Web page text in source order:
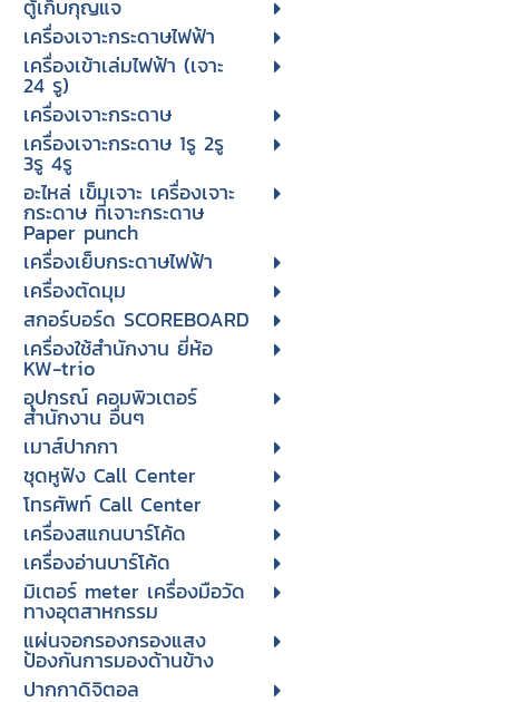
ตู้เก็บกุญแจ
เครื่องเจาะกระดาษไฟฟ้า
เครื่องเข้าเล่มไฟฟ้า (เจาะ
24 รู)
เครื่องเจาะกระดาษ
เครื่องเจาะกระดาษ 1รู 2รู
3รู 4รู
อะไหล่ เข็มเจาะ เครื่องเจาะ
กระดาษ ที่เจาะกระดาษ
Paper punch
เครื่องเย็บกระดาษไฟฟ้า
เครื่องตัดมุม
สกอร์บอร์ด SCOREBOARD
เครื่องใช้สำนักงาน ยี่ห้อ
KW-trio
อุปกรณ์ คอมพิวเตอร์
สำนักงาน อื่นๆ
เมาส์ปากกา
ชุดหูฟัง Call Center
โทรศัพท์ Call Center
เครื่องสแกนบาร์โค้ด
เครื่องอ่านบาร์โค้ด
มิเตอร์ meter เครื่องมือวัด
ทางอุตสาหกรรม
แผ่นจอกรองกรองแสง
ป้องกันการมองด้านข้าง
ปากกาดิจิตอล